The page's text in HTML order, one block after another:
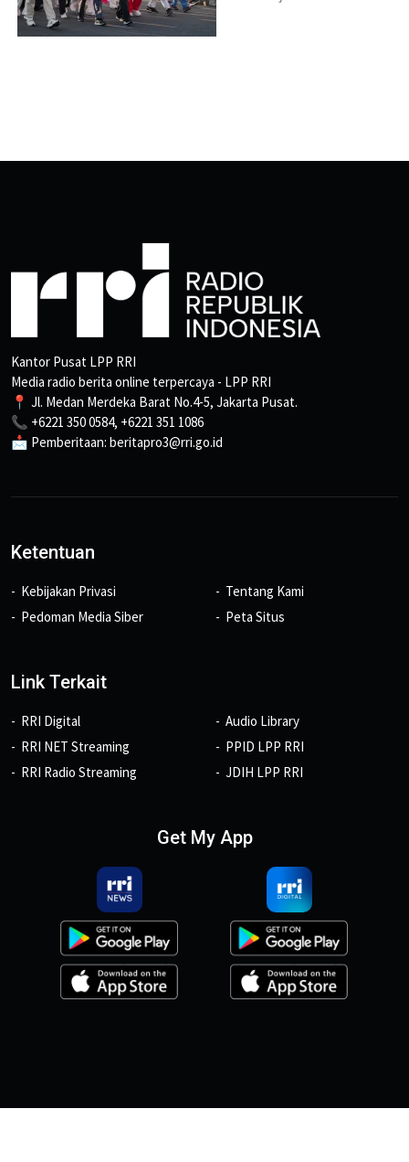
Kantor Pusat LPP RRI
Media radio berita online terpercaya - LPP RRI
📍 Jl. Medan Merdeka Barat No.4-5, Jakarta Pusat.
📞 +6221 350 0584, +6221 351 1086
📩 Pemberitaan: beritapro3@rri.go.id
Ketentuan
Kebijakan Privasi
Pedoman Media Siber
Tentang Kami
Peta Situs
Link Terkait
RRI Digital
RRI NET Streaming
RRI Radio Streaming
Audio Library
PPID LPP RRI
JDIH LPP RRI
Get My App